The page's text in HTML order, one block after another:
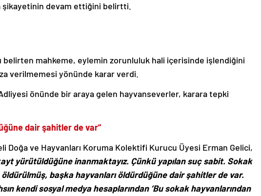
şikayetinin devam ettiğini belirtti.
belirten mahkeme, eylemin zorunluluk hali içerisinde işlendiğini
verilmemesi yönünde karar verdi.
önünde bir araya gelen hayvanseverler, karara tepki
dair şahitler de var”
Doğa ve Hayvanları Koruma Kolektifi Kurucu Üyesi Erman Gelici,
yürütüldüğüne inanmaktayız. Çünkü yapılan suç sabit. Sokak
başka hayvanları öldürdüğüne dair şahitler de var.
kendi sosyal medya hesaplarından ‘Bu sokak hayvanlarından